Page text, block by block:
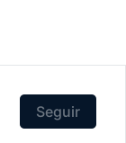
Seguir